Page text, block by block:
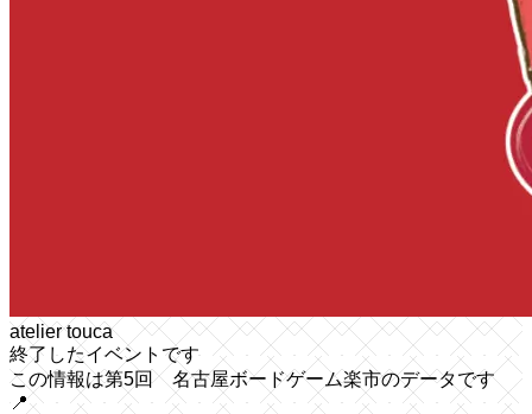
atelier touca
終了したイベントです
この情報は第5回 名古屋ボードゲーム楽市のデータです
📍